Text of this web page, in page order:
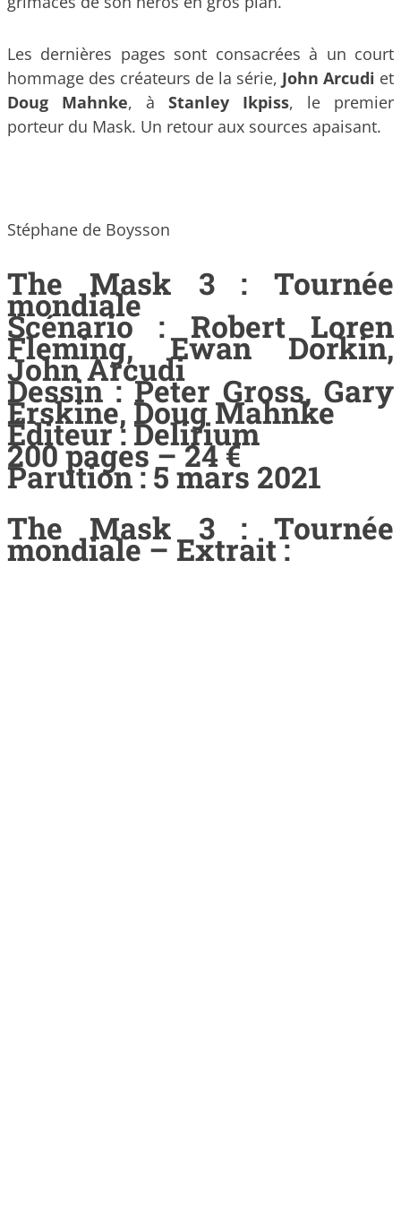
Les dernières pages sont consacrées à un court
hommage des créateurs de la série, John Arcudi et
Doug Mahnke, à Stanley Ikpiss, le premier
porteur du Mask. Un retour aux sources apaisant.
Stéphane de Boysson
The Mask 3 : Tournée
mondiale
Scénario : Robert Loren
Fleming, Ewan Dorkin,
John Arcudi
Dessin : Peter Gross, Gary
Erskine, Doug Mahnke
Éditeur : Delirium
200 pages – 24 €
Parution : 5 mars 2021
The Mask 3 : Tournée
mondiale – Extrait :